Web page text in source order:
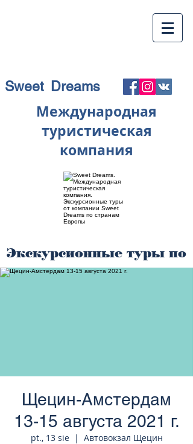
Sweet Dreams
Международная
туристическая
компания
Экскурсионные туры по
странам Европы
Щецин-Амстердам
13-15 августа 2021 г.
pt., 13 sie
  |
Автовокзал Щецин